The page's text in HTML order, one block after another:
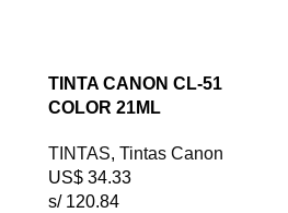
TINTA CANON CL-51
COLOR 21ML
TINTAS, Tintas Canon
US$ 34.33
s/ 120.84